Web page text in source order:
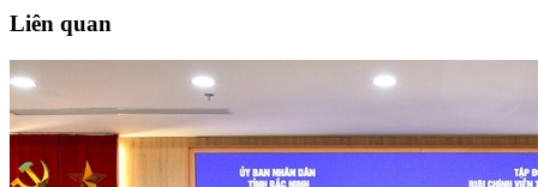
Liên quan